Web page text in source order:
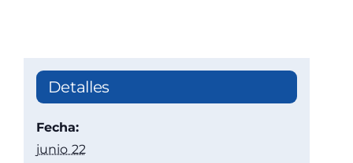
Detalles
Fecha:
junio 22